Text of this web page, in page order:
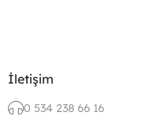
İletişim
0 534 238 66 16